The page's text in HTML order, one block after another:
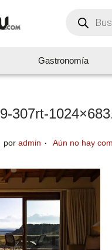
Gastronomía
307rt-
por admin . Aún no hay